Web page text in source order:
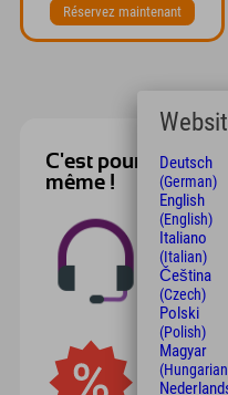
Réservez maintenant
C'est pourquoi
même !
Vous avez
nous
Nous
Offres
Vous
mais c'est
Deutsch
(German)
English
(English)
Italiano
(Italian)
Čeština
(Czech)
Polski
(Polish)
Magyar